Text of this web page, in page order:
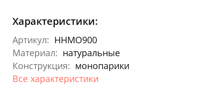
Характеристики:
Артикул: HHMO900
Материал: натуральные
Конструкция: монопарики
Все характеристики